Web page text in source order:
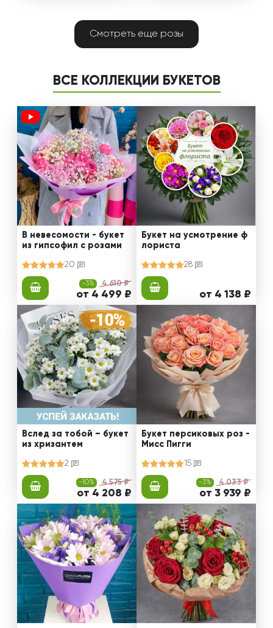
Смотреть еще розы
ВСЕ КОЛЛЕКЦИИ БУКЕТОВ
В невесомости - букет
из гипсофил с розами
20
-3% 4 610 ₽
от 4 499 ₽
Букет на усмотрение ф
лориста
28
от 4 138 ₽
Вслед за тобой – букет
из хризантем
2
-10% 4 575 ₽
от 4 208 ₽
Букет персиковых роз -
Мисс Пигги
15
-3% 4 033 ₽
от 3 939 ₽